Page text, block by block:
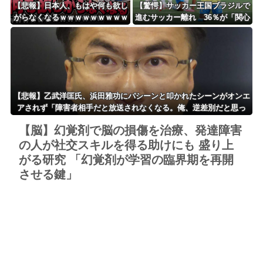
【悲報】日本人、もはや何も欲し
がらなくなるｗｗｗｗｗｗｗｗｗ
ｗｗｗｗｗｗｗｗｗｗｗｗｗｗｗ
【驚愕】サッカー王国ブラジルで
進むサッカー離れ 36％が「関心
なし」
【悲報】乙武洋匡氏、浜田雅功にパシーンと叩かれたシーンがオンエ
アされず「障害者相手だと放送されなくなる。俺、逆差別だと思っ
【脳】幻覚剤で脳の損傷を治療、発達障害
の人が社交スキルを得る助けにも 盛り上
がる研究 「幻覚剤が学習の臨界期を再開
させる鍵」